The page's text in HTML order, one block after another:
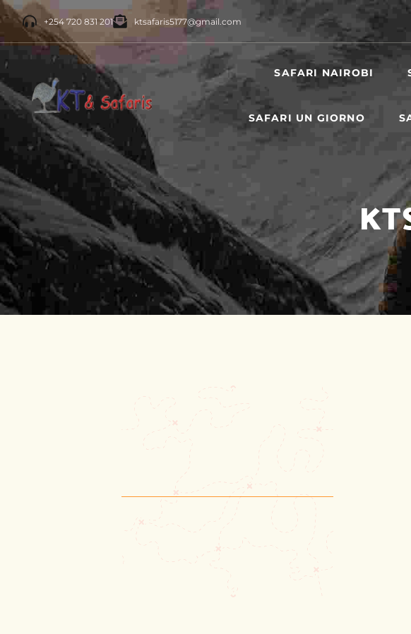
+254 720 831 201 ktsafaris5177@gmail.com
SAFARI NAIROBI
SAFARI UN GIORNO